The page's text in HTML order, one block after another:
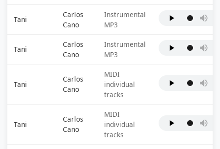
Tani
Carlos
Cano
Instrumental
MP3
Tani
Carlos
Cano
Instrumental
MP3
Tani
Carlos
Cano
MIDI
individual
tracks
Tani
Carlos
Cano
MIDI
individual
tracks